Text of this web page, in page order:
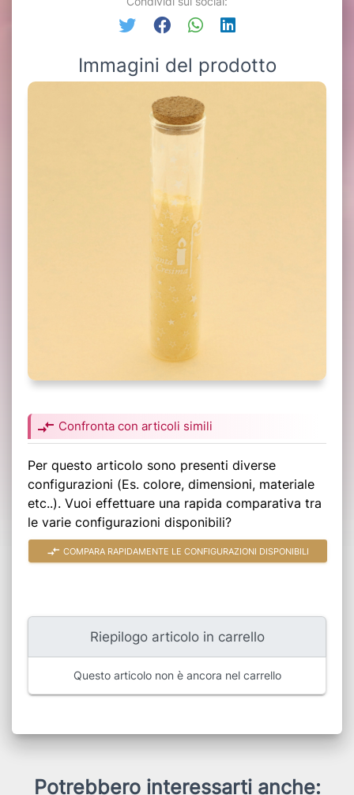
Immagini del prodotto
compare_arrows Confronta con articoli simili
Per questo articolo sono presenti diverse
configurazioni (Es. colore, dimensioni, materiale
etc..). Vuoi effettuare una rapida comparativa tra
le varie configurazioni disponibili?
compare_arrows COMPARA RAPIDAMENTE LE CONFIGURAZIONI DISPONIBILI
Riepilogo articolo in carrello
Questo articolo non è ancora nel carrello
Potrebbero interessarti anche: